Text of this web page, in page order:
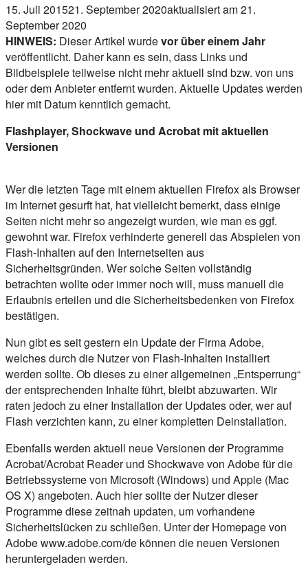
15. Juli 201521. September 2020aktualisiert am 21.
September 2020
HINWEIS: Dieser Artikel wurdevor über einem Jahr
veröffentlicht. Daher kann es sein, dass Links und
Bildbeispiele teilweise nicht mehr aktuell sind bzw. von uns
oder dem Anbieter entfernt wurden. Aktuelle Updates werden
hier mit Datum kenntlich gemacht.
Flashplayer, Shockwave und Acrobat mit aktuellen
Versionen
Wer die letzten Tage mit einem aktuellen Firefox als Browser
im Internet gesurft hat, hat vielleicht bemerkt, dass einige
Seiten nicht mehr so angezeigt wurden, wie man es ggf.
gewohnt war. Firefox verhinderte generell das Abspielen von
Flash-Inhalten auf den Internetseiten aus
Sicherheitsgründen. Wer solche Seiten vollständig
betrachten wollte oder immer noch will, muss manuell die
Erlaubnis erteilen und die Sicherheitsbedenken von Firefox
bestätigen.
Nun gibt es seit gestern ein Update der Firma Adobe,
welches durch die Nutzer von Flash-Inhalten installiert
werden sollte. Ob dieses zu einer allgemeinen „Entsperrung“
der entsprechenden Inhalte führt, bleibt abzuwarten. Wir
raten jedoch zu einer Installation der Updates oder, wer auf
Flash verzichten kann, zu einer kompletten Deinstallation.
Ebenfalls werden aktuell neue Versionen der Programme
Acrobat/Acrobat Reader und Shockwave von Adobe für die
Betriebssysteme von Microsoft (Windows) und Apple (Mac
OS X) angeboten. Auch hier sollte der Nutzer dieser
Programme diese zeitnah updaten, um vorhandene
Sicherheitslücken zu schließen. Unter der Homepage von
Adobe www.adobe.com/de können die neuen Versionen
heruntergeladen werden.